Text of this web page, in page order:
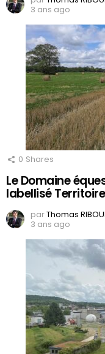
3 ans ago
0 Shares
Le Domaine
labellisé
parThomas
3 ans ago